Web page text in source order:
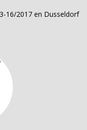
16/2017 en Dusseldorf